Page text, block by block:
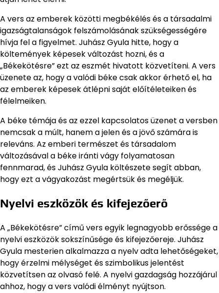
A vers az emberek közötti megbékélés és a társadalmi
igazságtalanságok felszámolásának szükségességére
hívja fel a figyelmet. Juhász Gyula hitte, hogy a
költemények képesek változást hozni, és a
„Békekötésre” ezt az eszmét hivatott közvetíteni. A vers
üzenete az, hogy a valódi béke csak akkor érhető el, ha
az emberek képesek átlépni saját előítéleteiken és
félelmeiken.
A béke témája és az ezzel kapcsolatos üzenet a versben
nemcsak a múlt, hanem a jelen és a jövő számára is
releváns. Az emberi természet és társadalom
változásával a béke iránti vágy folyamatosan
fennmarad, és Juhász Gyula költészete segít abban,
hogy ezt a vágyakozást megértsük és megéljük.
Nyelvi eszközök és kifejezőerő
A „Békekötésre” című vers egyik legnagyobb erőssége a
nyelvi eszközök sokszínűsége és kifejezőereje. Juhász
Gyula mesterien alkalmazza a nyelv adta lehetőségeket,
hogy érzelmi mélységet és szimbolikus jelentést
közvetítsen az olvasó felé. A nyelvi gazdagság hozzájárul
ahhoz, hogy a vers valódi élményt nyújtson.